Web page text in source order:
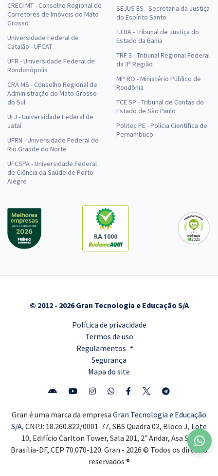
CRECI MT - Conselho Regional de
Corretores de Imóveis do Mato
Grosso
Universidade Federal de
Catalão - UFCAT
UFR - Universidade Federal de
Rondonópolis
CRA MS - Conselho Regional de
Administração do Mato Grosso
do Sul
UFJ - Universidade Federal de
Jataí
UFRN - Universidade Federal do
Rio Grande do Norte
UFCSPA - Universidade Federal
de Ciência da Saúde de Porto
Alegre
SEJUS ES - Secretaria da Justiça
do Espírito Santo
TJ BA - Tribunal de Justiça do
Estado da Bahia
TRF 3 - Tribunal Regional Federal
da 3ª Região
MP RO - Ministério Público de
Rondônia
TCE SP - Tribunal de Contas do
Estado de São Paulo
Politec PE - Polícia Científica de
Pernambuco
RA 1000
© 2012 - 2026 Gran Tecnologia e Educação S/A
Política de privacidade
Termos de uso
Regulamentos
Segurança
Mapa do site
Gran é uma marca da empresa Gran Tecnologia e Educação
S/A, CNPJ: 18.260.822/0001-77, SBS Quadra 02, Bloco J, Lote
10, Edifício Carlton Tower, Sala 201, 2º Andar, Asa Sul,
Brasília-DF, CEP 70.070-120. Gran - 2026 © Todos os direitos
reservados ®